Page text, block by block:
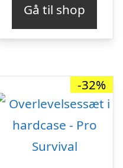
var:
kr. 449,00.kr.
Gå til shop
-32%